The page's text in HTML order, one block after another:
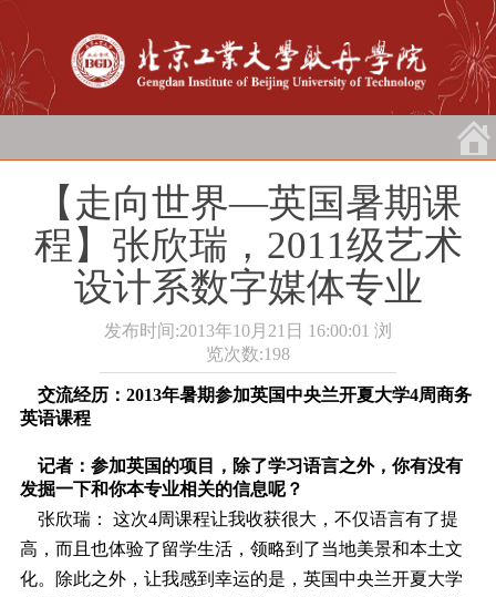
【走向世界―英国暑期课
程】张欣瑞，2011级艺术
设计系数字媒体专业
发布时间:2013年10月21日 16:00:01 浏
览次数:198
交流经历：2013年暑期参加英国中央兰开夏大学4周商务
英语课程
记者：参加英国的项目，除了学习语言之外，你有没有
发掘一下和你本专业相关的信息呢？
张欣瑞： 这次4周课程让我收获很大，不仅语言有了提
高，而且也体验了留学生活，领略到了当地美景和本土文
化。除此之外，让我感到幸运的是，英国中央兰开夏大学